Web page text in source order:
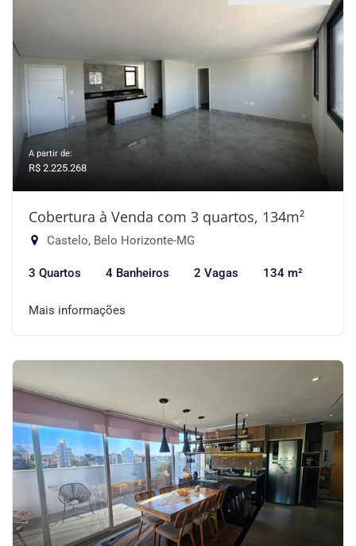
A partir de:
R$ 2.225.268
Cobertura à Venda com 3 quartos, 134m²
Castelo, Belo Horizonte-MG
3 Quartos 4 Banheiros 2 Vagas 134 m²
Mais informações